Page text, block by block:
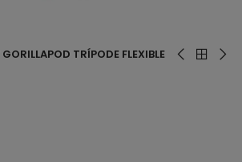
TRÍPODE FLEXIBLE